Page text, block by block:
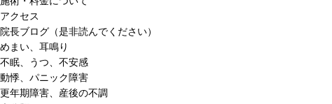
アクセス
院長ブログ（是非読んでください）
めまい、耳鳴り
不眠、うつ、不安感
動悸、パニック障害
更年期障害、産後の不調